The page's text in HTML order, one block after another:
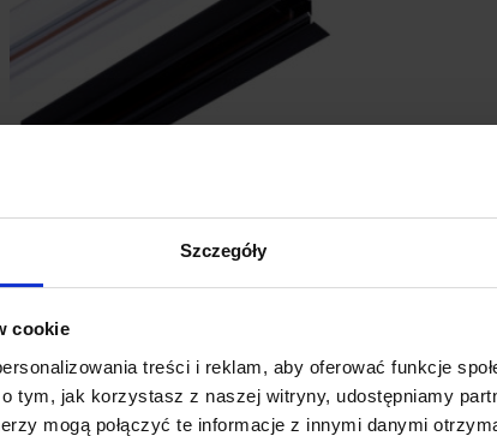
Szczegóły
cookie
treści i reklam, aby oferować funkcje
tym, jak korzystasz z naszej witryny, udostępniamy
mogą połączyć te informacje z innymi danymi
wpuszczana typ B
159,90 zł
Zobacz szczegóły